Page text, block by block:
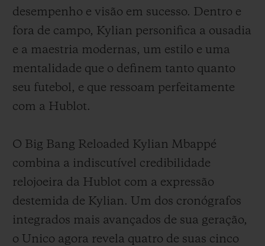
desempenho e visão em sucesso. Dentro e
fora de campo, Kylian personifica a ousadia
e a maestria modernas, um estilo e uma
mentalidade que o definem tanto quanto
seu futebol, e que ressoam perfeitamente
com a Hublot.
O Big Bang Reloaded Kylian Mbappé
combina a indiscutível credibilidade
relojoeira da Hublot com a expressão
destemida de Kylian. Um dos cronógrafos
integrados mais avançados de sua geração,
o Unico agora revela quatro de suas cinco